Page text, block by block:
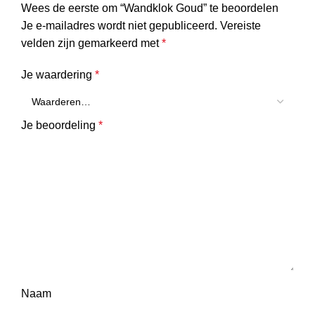
Wees de eerste om “Wandklok Goud” te beoordelen
Je e-mailadres wordt niet gepubliceerd. Vereiste
velden zijn gemarkeerd met*
Je waardering *
Je beoordeling *
Naam